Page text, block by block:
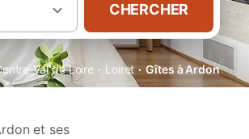
CHERCHER
Val de Loire · Loiret · Gîtes à Ardon
et ses